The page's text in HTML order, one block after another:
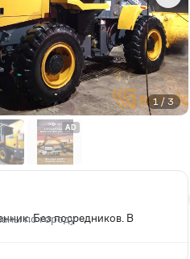
1 / 3
AD
Без посредников. В
по городу